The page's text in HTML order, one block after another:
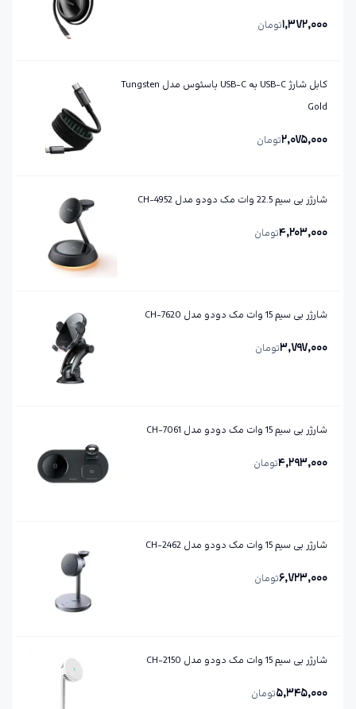
1,372,000تومان
کابل شارژ USB-C به USB-C باسئوس مدل Tungsten
Gold
2,075,000تومان
شارژر بی سیم 22.5 وات مک دودو مدل CH-4952
4,203,000تومان
شارژر بی سیم 15 وات مک دودو مدل CH-7620
3,797,000تومان
شارژر بی سیم 15 وات مک دودو مدل CH-7061
4,293,000تومان
شارژر بی سیم 15 وات مک دودو مدل CH-2462
6,723,000تومان
شارژر بی سیم 15 وات مک دودو مدل CH-2150
5,345,000تومان